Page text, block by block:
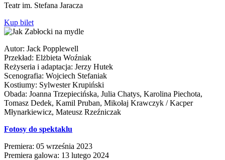
Teatr im. Stefana Jaracza
Kup bilet
Autor: Jack Popplewell
Przekład: Elżbieta Woźniak
Reżyseria i adaptacja: Jerzy Hutek
Scenografia: Wojciech Stefaniak
Kostiumy: Sylwester Krupiński
Obada: Joanna Trzepiecińska, Julia Chatys, Karolina Piechota,
Tomasz Dedek, Kamil Pruban, Mikołaj Krawczyk / Kacper
Młynarkiewicz, Mateusz Rzeźniczak
Fotosy do spektaklu
Premiera: 05 września 2023
Premiera galowa: 13 lutego 2024